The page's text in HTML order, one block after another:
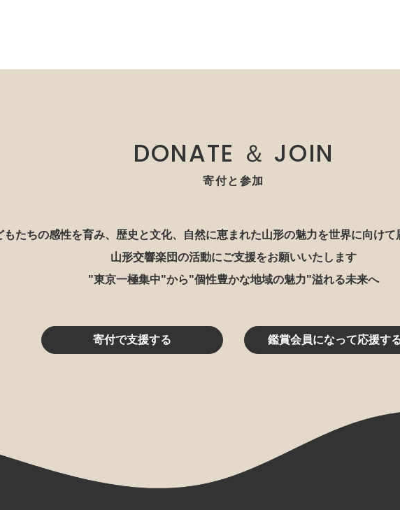
DONATE ＆ JOIN
寄付と参加
もたちの感性を育み、歴史と文化、自然に恵まれた山形の魅力を世界に向けて
山形交響楽団の活動にご支援をお願いいたします
"東京一極集中"から"個性豊かな地域の魅力"溢れる未来へ
寄付で支援する 鑑賞会員になって応援す